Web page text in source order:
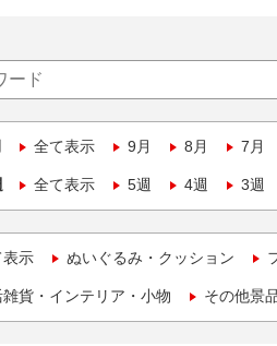
全て表示 9月 8月 7月
全て表示 5週 4週 3週
表示 ぬいぐるみ・クッション
貨・インテリア・小物 その他景